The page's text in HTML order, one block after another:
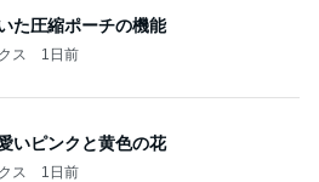
た圧縮ポーチの機能
ス 1日前
いピンクと黄色の花
ス 1日前